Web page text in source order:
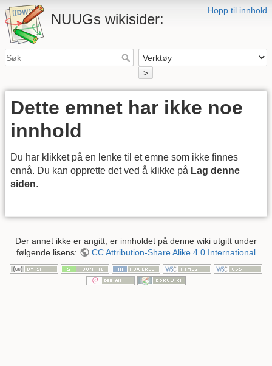
Hopp til innhold
NUUGs wikisider:
>
Dette emnet har ikke noe
innhold
Du har klikket på en lenke til et emne som ikke finnes
ennå. Du kan opprette det ved å klikke på Lag denne
siden.
Der annet ikke er angitt, er innholdet på denne wiki utgitt under
følgende lisens:
CC Attribution-Share Alike 4.0 International